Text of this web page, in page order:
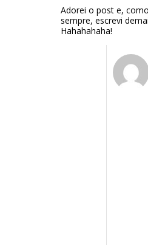
Adorei o post e, como
sempre, escrevi
Hahahahaha!